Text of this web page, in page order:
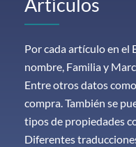
Artículos
Por cada artículo en el
nombre, Familia y
Entre otros datos
compra. También se
tipos de propiedades
Diferentes